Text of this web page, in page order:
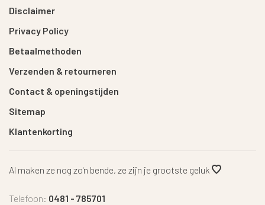
Disclaimer
Privacy Policy
Betaalmethoden
Verzenden & retourneren
Contact & openingstijden
Sitemap
Klantenkorting
Al maken ze nog zo'n bende, ze zijn je grootste geluk
Telefoon: 0481 - 785701